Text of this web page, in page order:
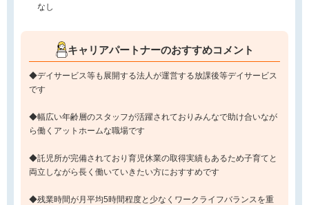
なし
キャリアパートナーのおすすめコメント
◆デイサービス等も展開する法人が運営する放課後等デイサービス
です
◆幅広い年齢層のスタッフが活躍されておりみんなで助け合いなが
ら働くアットホームな職場です
◆託児所が完備されており育児休業の取得実績もあるため子育てと
両立しながら長く働いていきたい方におすすめです
◆残業時間が月平均5時間程度と少なくワークライフバランスを重